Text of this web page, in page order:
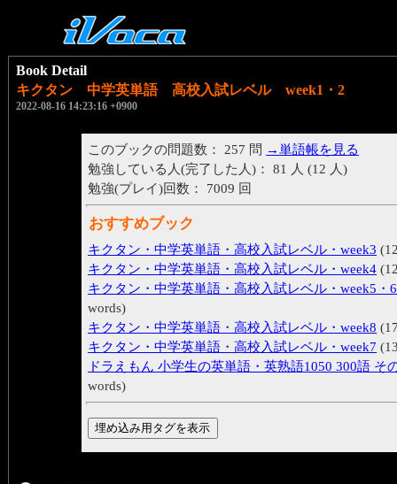
Book Detail
キクタン 中学英単語 高校入試レベル week1・2
2022-08-16 14:23:16 +0900
このブックの問題数： 257 問 →単語帳を見る
勉強している人(完了した人)： 81 人 (12 人)
勉強(プレイ)回数： 7009 回
おすすめブック
キクタン・中学英単語・高校入試レベル・week3
キクタン・中学英単語・高校入試レベル・week4
キクタン・中学英単語・高校入試レベル・week5・6
words)
キクタン・中学英単語・高校入試レベル・week8
キクタン・中学英単語・高校入試レベル・week7
ドラえもん 小学生の英単語・英熟語1050 300語 そ
words)